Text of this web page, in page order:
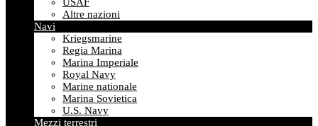
Altre nazioni
Navi
Kriegsmarine
Regia Marina
Marina Imperiale
Royal Navy
Marine nationale
Marina Sovietica
U.S. Navy
Mezzi terrestri